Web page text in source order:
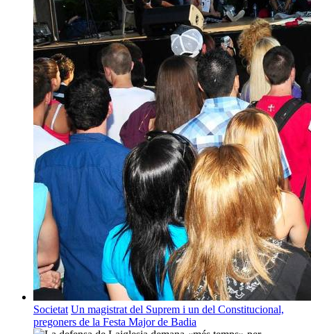
Societat Un magistrat del Suprem i un del Constitucional,
pregoners de la Festa Major de Badia